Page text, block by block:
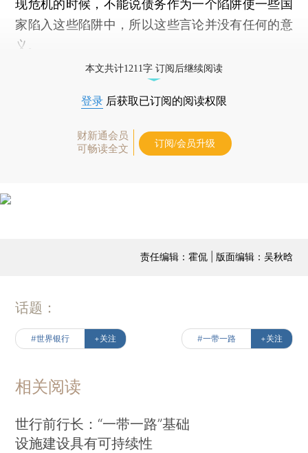
现危机的时候，不能说债务作为一个陷阱使一些国
家陷入这些陷阱中，所以这些言论并没有任何的意
义。
本文共计1211字 订阅后继续阅读
登录 后获取已订阅的阅读权限
财新通会员
可畅读全文
订阅/会员升级
责任编辑：霍侃 | 版面编辑：吴秋晗
话题：
#世界银行 +关注 #一带一路 +关注
相关阅读
世行前行长：“一带一路”基础
设施建设具有可持续性